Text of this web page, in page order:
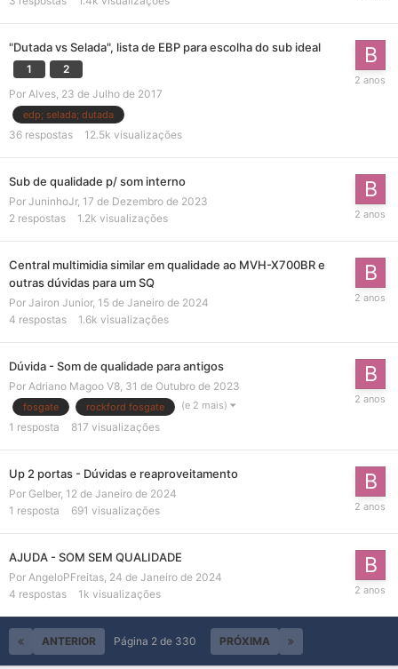
"Dutada vs Selada", lista de EBP para escolha do sub ideal
1
2
Por Alves 23 de Julho de 2017
edp; selada; dutada
36 respostas 12.5k visualizações
Sub de qualidade p/ som interno
Por JuninhoJr, 17 de Dezembro de 2023
2 respostas 1.2k visualizações
Central multimidia similar em qualidade ao MVH-X700BR e
outras dúvidas para um SQ
Por Jairon Junior, 15 de Janeiro de 2024
4 respostas 1.6k visualizações
Dúvida - Som de qualidade para antigos
Por Adriano Magoo V8, 31 de Outubro de 2023
fosgate rockford fosgate (e 2 mais)
1 resposta 817 visualizações
Up 2 portas - Dúvidas e reaproveitamento
Por Gelber, 12 de Janeiro de 2024
1 resposta 691 visualizações
AJUDA - SOM SEM QUALIDADE
Por AngeloPFreitas, 24 de Janeiro de 2024
4 respostas 1k visualizações
ANTERIOR PRÓXIMA
Página 2 de 330